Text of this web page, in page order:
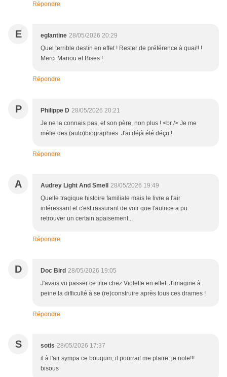
Répondre
E eglantine 28/05/2026 20:29
Quel terrible destin en effet ! Rester de préférence à quai!! !
Merci Manou et Bises !
Répondre
P Philippe D 28/05/2026 20:21
Je ne la connais pas, et son père, non plus ! <br /> Je me
méfie des (auto)biographies. J'ai déjà été déçu !
Répondre
A Audrey Light And Smell
28/05/2026 19:49
Quelle tragique histoire familiale mais le livre a l'air
intéressant et c'est rassurant de voir que l'autrice a pu
retrouver un certain apaisement...
Répondre
D Doc Bird 28/05/2026 19:05
J'avais vu passer ce titre chez Violette en effet. J'imagine à
peine la difficulté à se (re)construire après tous ces drames !
Répondre
S sotis 28/05/2026 17:37
il à l'air sympa ce bouquin, il pourrait me plaire, je note!!!
bisous